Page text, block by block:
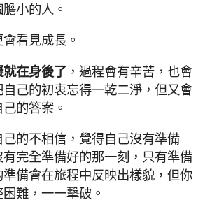
小的人。
看見成長。
在身後了 ，過程會有辛苦，也會
己的初衷忘得一乾二淨，但又會
的答案。
的不相信，覺得自己沒有準備
完全準備好的那一刻，只有準備
備會在旅程中反映出樣貌，但你
難，一一擊破。